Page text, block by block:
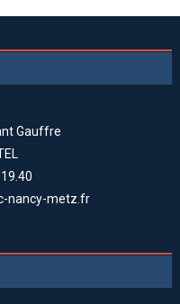
Gauffre
nancy-metz.fr